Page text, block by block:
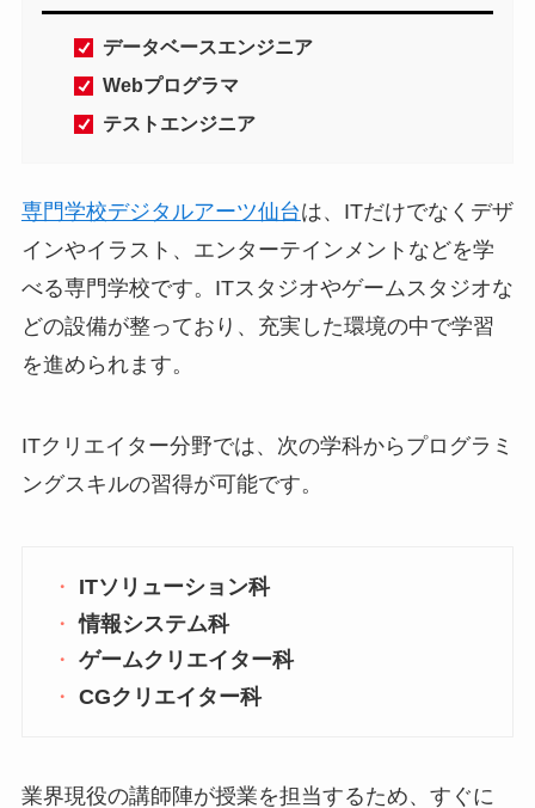
データベースエンジニア
Webプログラマ
テストエンジニア
専門学校デジタルアーツ仙台は、ITだけでなくデザ
インやイラスト、エンターテインメントなどを学
べる専門学校です。ITスタジオやゲームスタジオな
どの設備が整っており、充実した環境の中で学習
を進められます。
ITクリエイター分野では、次の学科からプログラミ
ングスキルの習得が可能です。
ITソリューション科
情報システム科
ゲームクリエイター科
CGクリエイター科
業界現役の講師陣が授業を担当するため、すぐに